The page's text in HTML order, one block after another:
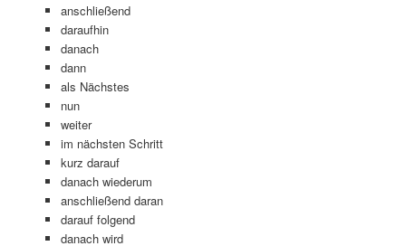
anschließend
daraufhin
danach
dann
als Nächstes
nun
weiter
im nächsten Schritt
kurz darauf
danach wiederum
anschließend daran
darauf folgend
danach wird